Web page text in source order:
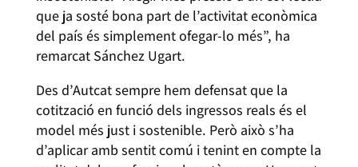
que ja sosté bona part de l’activitat econòmica
del país és simplement ofegar-lo més”, ha
remarcat Sánchez Ugart.
Des d’Autcat sempre hem defensat que la
cotització en funció dels ingressos reals és el
model més just i sostenible. Però això s’ha
d’aplicar amb sentit comú i tenint en compte la